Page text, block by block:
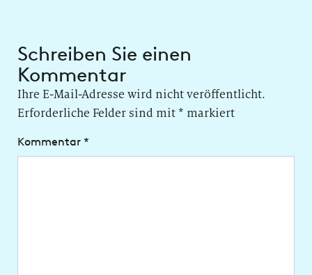
Schreiben Sie einen
Kommentar
Ihre E-Mail-Adresse wird nicht veröffentlicht.
Erforderliche Felder sind mit* markiert
Kommentar *